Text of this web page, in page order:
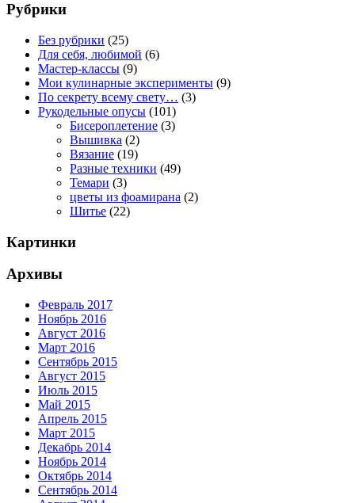
Рубрики
Без рубрики (25)
Для себя, любимой (6)
Мастер-классы (9)
Мои кулинарные эксперименты (9)
По секрету всему свету… (3)
Рукодельные опусы (101)
Бисероплетение (3)
Вышивка (2)
Вязание (19)
Разные техники (49)
Темари (3)
цветы из фоамирана (2)
Шитье (22)
Картинки
Архивы
Февраль 2017
Ноябрь 2016
Август 2016
Март 2016
Сентябрь 2015
Август 2015
Июль 2015
Май 2015
Апрель 2015
Март 2015
Декабрь 2014
Ноябрь 2014
Октябрь 2014
Сентябрь 2014